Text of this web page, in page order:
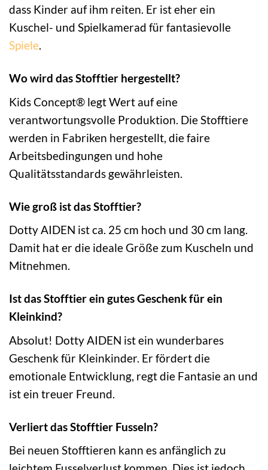
dass Kinder auf ihm reiten. Er ist eher ein
Kuschel- und Spielkamerad für fantasievolle
Spiele.
Wo wird das Stofftier hergestellt?
Kids Concept® legt Wert auf eine
verantwortungsvolle Produktion. Die Stofftiere
werden in Fabriken hergestellt, die faire
Arbeitsbedingungen und hohe
Qualitätsstandards gewährleisten.
Wie groß ist das Stofftier?
Dotty AIDEN ist ca. 25 cm hoch und 30 cm lang.
Damit hat er die ideale Größe zum Kuscheln und
Mitnehmen.
Ist das Stofftier ein gutes Geschenk für ein
Kleinkind?
Absolut! Dotty AIDEN ist ein wunderbares
Geschenk für Kleinkinder. Er fördert die
emotionale Entwicklung, regt die Fantasie an und
ist ein treuer Freund.
Verliert das Stofftier Fusseln?
Bei neuen Stofftieren kann es anfänglich zu